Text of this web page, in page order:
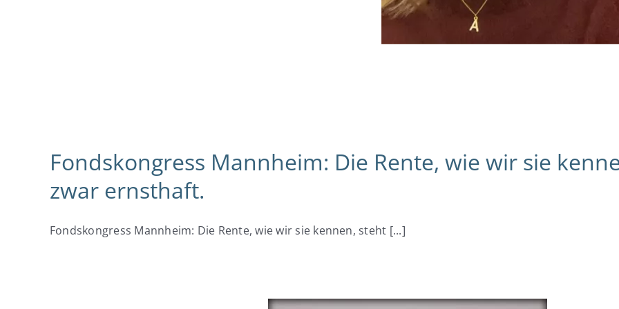
Fondskongress Mannheim: Die Rente, wie wir sie
zwar ernsthaft.
Fondskongress Mannheim: Die Rente, wie wir sie kennen, steht [...]